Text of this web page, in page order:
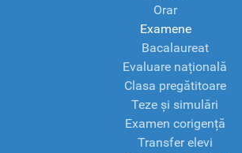
Orar
Examene
Bacalaureat
Evaluare națională
Clasa pregătitoare
Teze și simulări
Examen corigență
Transfer elevi